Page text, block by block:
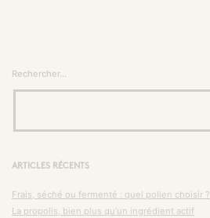
Rechercher…
ARTICLES RÉCENTS
Frais, séché ou fermenté : quel pollen choisir ?
La propolis, bien plus qu’un ingrédient actif